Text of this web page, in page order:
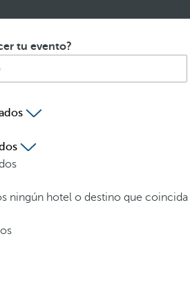
tu evento?
ningún hotel o destino que coincida